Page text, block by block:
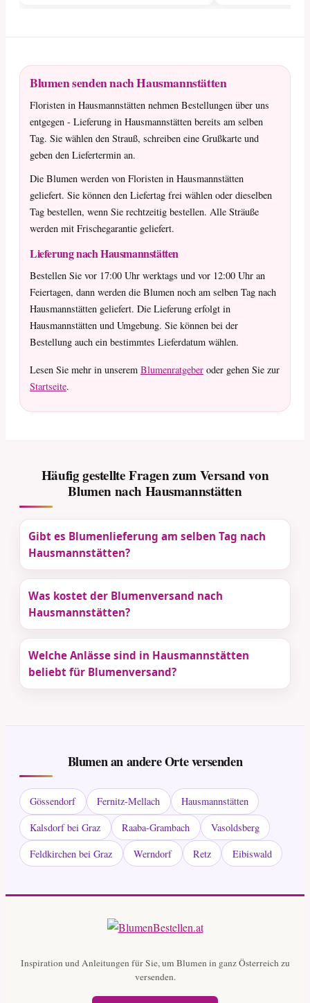
Blumen senden nach Hausmannstätten
Floristen in Hausmannstätten nehmen Bestellungen über uns
entgegen - Lieferung in Hausmannstätten bereits am selben
Tag. Sie wählen den Strauß, schreiben eine Grußkarte und
geben den Liefertermin an.
Die Blumen werden von Floristen in Hausmannstätten
geliefert. Sie können den Liefertag frei wählen oder dieselben
Tag bestellen, wenn Sie rechtzeitig bestellen. Alle Sträuße
werden mit Frischegarantie geliefert.
Lieferung nach Hausmannstätten
Bestellen Sie vor 17:00 Uhr werktags und vor 12:00 Uhr an
Feiertagen, dann werden die Blumen noch am selben Tag nach
Hausmannstätten geliefert. Die Lieferung erfolgt in
Hausmannstätten und Umgebung. Sie können bei der
Bestellung auch ein bestimmtes Lieferdatum wählen.
Lesen Sie mehr in unserem Blumenratgeber oder gehen Sie zur
Startseite.
Häufig gestellte Fragen zum Versand von
Blumen nach Hausmannstätten
Gibt es Blumenlieferung am selben Tag nach
Hausmannstätten?
Was kostet der Blumenversand nach
Hausmannstätten?
Welche Anlässe sind in Hausmannstätten
beliebt für Blumenversand?
Blumen an andere Orte versenden
Gössendorf Fernitz-Mellach
Hausmannstätten
Kalsdorf bei Graz
Raaba-Grambach
Vasoldsberg
Feldkirchen bei Graz
Werndorf Retz Eibiswald
Inspiration und Anleitungen für Sie, um Blumen in ganz Österreich zu
versenden.